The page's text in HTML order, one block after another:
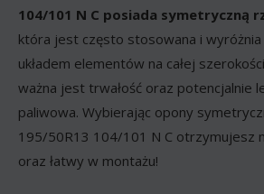
104/101 N C posiada symetryczną
która jest często stosowana i
układem elementów na całej
ważna jest trwałość oraz potencjalnie
paliwowa. Wybierając opony
195/50R13 104/101 N C otrzymujesz
oraz łatwy w montażu!